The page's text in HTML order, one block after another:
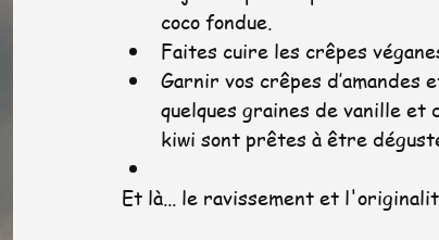
coco fondue.
Faites cuire les crêpes
Garnir vos crêpes
quelques graines de vanille et
kiwi sont prêtes à être
Et là... le ravissement et